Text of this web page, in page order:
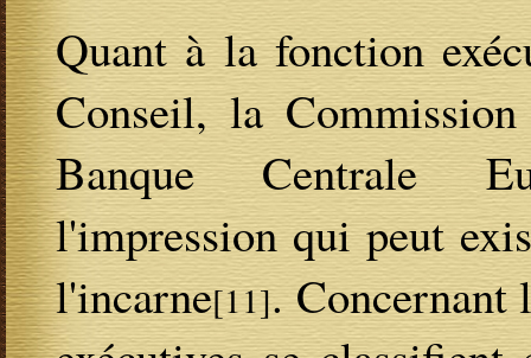
Quant à la fonction
Conseil, la
Banque Centrale
l'impression qui peut
l'incarne[11]. Concernant